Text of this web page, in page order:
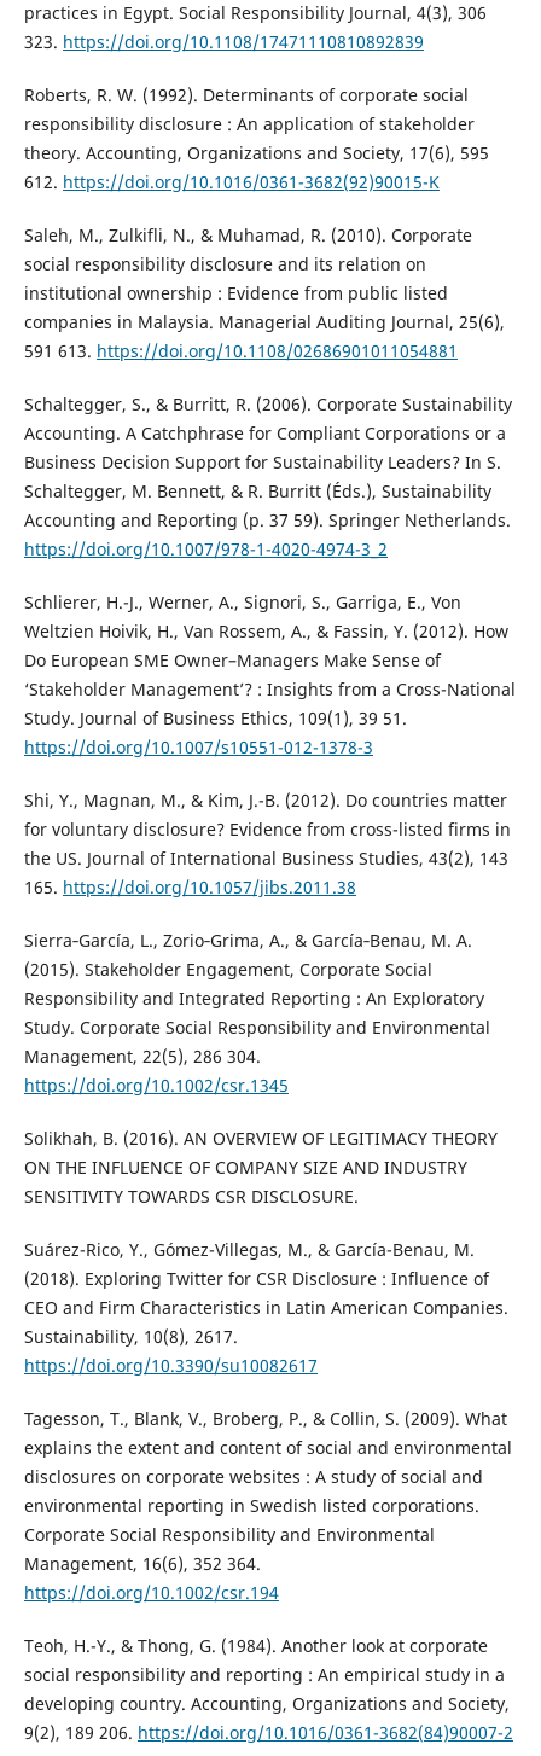
practices in Egypt. Social Responsibility Journal, 4(3), 306
323. https://doi.org/10.1108/17471110810892839
Roberts, R. W. (1992). Determinants of corporate social
responsibility disclosure : An application of stakeholder
theory. Accounting, Organizations and Society, 17(6), 595
612. https://doi.org/10.1016/0361-3682(92)90015-K
Saleh, M., Zulkifli, N., & Muhamad, R. (2010). Corporate
social responsibility disclosure and its relation on
institutional ownership : Evidence from public listed
companies in Malaysia. Managerial Auditing Journal, 25(6),
591 613. https://doi.org/10.1108/02686901011054881
Schaltegger, S., & Burritt, R. (2006). Corporate Sustainability
Accounting. A Catchphrase for Compliant Corporations or a
Business Decision Support for Sustainability Leaders? In S.
Schaltegger, M. Bennett, & R. Burritt (Éds.), Sustainability
Accounting and Reporting (p. 37 59). Springer Netherlands.
https://doi.org/10.1007/978-1-4020-4974-3_2
Schlierer, H.-J., Werner, A., Signori, S., Garriga, E., Von
Weltzien Hoivik, H., Van Rossem, A., & Fassin, Y. (2012). How
Do European SME Owner–Managers Make Sense of
‘Stakeholder Management’? : Insights from a Cross-National
Study. Journal of Business Ethics, 109(1), 39 51.
https://doi.org/10.1007/s10551-012-1378-3
Shi, Y., Magnan, M., & Kim, J.-B. (2012). Do countries matter
for voluntary disclosure? Evidence from cross-listed firms in
the US. Journal of International Business Studies, 43(2), 143
165. https://doi.org/10.1057/jibs.2011.38
Sierra‐García, L., Zorio‐Grima, A., & García‐Benau, M. A.
(2015). Stakeholder Engagement, Corporate Social
Responsibility and Integrated Reporting : An Exploratory
Study. Corporate Social Responsibility and Environmental
Management, 22(5), 286 304.
https://doi.org/10.1002/csr.1345
Solikhah, B. (2016). AN OVERVIEW OF LEGITIMACY THEORY
ON THE INFLUENCE OF COMPANY SIZE AND INDUSTRY
SENSITIVITY TOWARDS CSR DISCLOSURE.
Suárez-Rico, Y., Gómez-Villegas, M., & García-Benau, M.
(2018). Exploring Twitter for CSR Disclosure : Influence of
CEO and Firm Characteristics in Latin American Companies.
Sustainability, 10(8), 2617.
https://doi.org/10.3390/su10082617
Tagesson, T., Blank, V., Broberg, P., & Collin, S. (2009). What
explains the extent and content of social and environmental
disclosures on corporate websites : A study of social and
environmental reporting in Swedish listed corporations.
Corporate Social Responsibility and Environmental
Management, 16(6), 352 364.
https://doi.org/10.1002/csr.194
Teoh, H.-Y., & Thong, G. (1984). Another look at corporate
social responsibility and reporting : An empirical study in a
developing country. Accounting, Organizations and Society,
9(2), 189 206. https://doi.org/10.1016/0361-3682(84)90007-2